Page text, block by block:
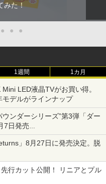
みた！
● ● ●
1週間 1カ月
LED液晶TVがお買い得。
デルがラインナップ
ンダーシリーズ”第3弾「ダー
7日発売
使用した超大型チーズバーガー
」8月27日に発売決定。脱
ールが実施
行カット公開！ リニアとプル